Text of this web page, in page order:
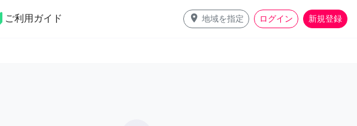
ご利用ガイド place 地域を指定 ログイン 新規登録
料理